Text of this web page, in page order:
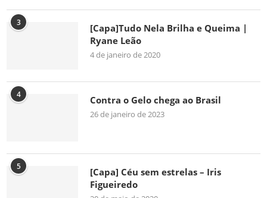
3
[Capa]Tudo Nela Brilha e Queima |
Ryane Leão
4 de janeiro de 2020
4 Contra o Gelo chega ao Brasil
26 de janeiro de 2023
5
[Capa] Céu sem estrelas – Iris
Figueiredo